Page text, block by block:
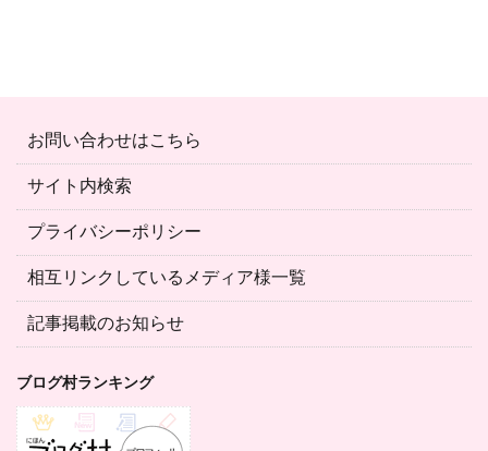
お問い合わせはこちら
サイト内検索
プライバシーポリシー
相互リンクしているメディア様一覧
記事掲載のお知らせ
ブログ村ランキング